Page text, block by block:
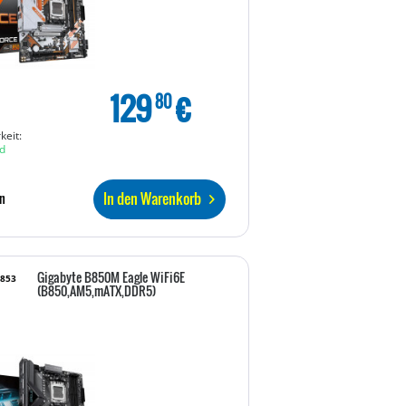
12980€
In den Warenkorb
Gigabyte B850M Eagle WiFi6E
(B850,AM5,mATX,DDR5)